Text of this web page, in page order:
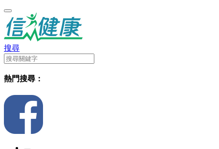
搜尋
熱門搜尋：